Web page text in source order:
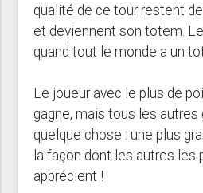
qualité de ce tour restent
et deviennent son totem.
quand tout le monde a un
Le joueur avec le plus de
gagne, mais tous les autres
quelque chose : une plus
la façon dont les autres les
apprécient !